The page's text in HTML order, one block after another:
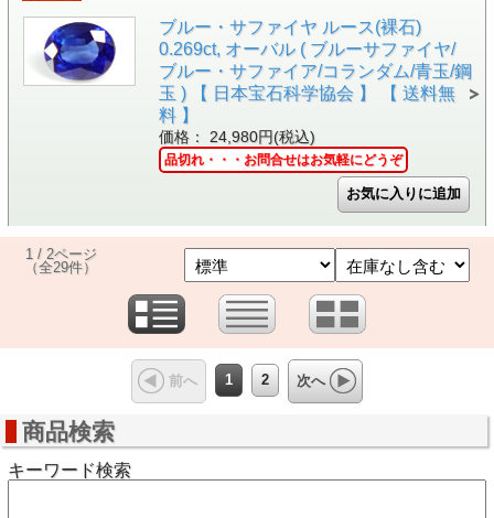
ブルー・サファイヤ ルース(裸石)
0.269ct, オーバル ( ブルーサファイヤ/
ブルー・サファイア/コランダム/青玉/鋼
玉 ) 【 日本宝石科学協会 】 【 送料無
料 】
価格： 24,980円(税込)
品切れ・・・お問合せはお気軽にどうぞ
1 / 2ページ
（全29件）
前へ 1 2 次へ
商品検索
キーワード検索